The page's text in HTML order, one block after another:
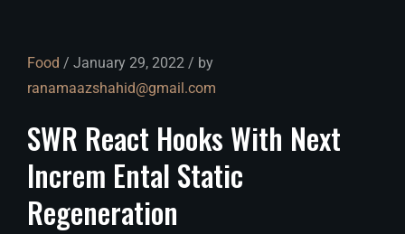
Food / January 29, 2022 / by
ranamaazshahid@gmail.com
SWR React Hooks With Next
Increm Ental Static
Regeneration